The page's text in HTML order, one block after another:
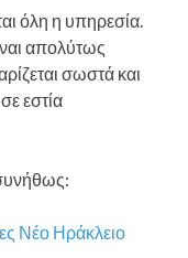
όλη η υπηρεσία.
απολύτως
σωστά και
εστία
Νέο Ηράκλειο